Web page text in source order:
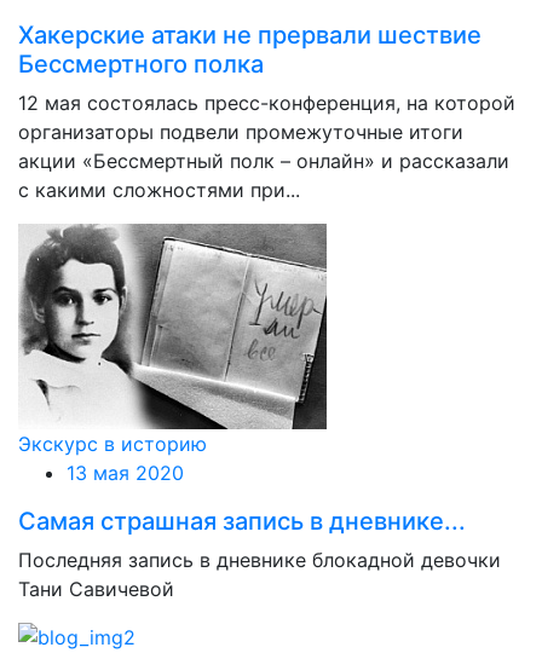
Хакерские атаки не прервали шествие
Бессмертного полка
12 мая состоялась пресс-конференция, на которой
организаторы подвели промежуточные итоги
акции «Бессмертный полк – онлайн» и рассказали
с какими сложностями при...
Экскурс в историю
13 мая 2020
Самая страшная запись в дневнике...
Последняя запись в дневнике блокадной девочки
Тани Савичевой